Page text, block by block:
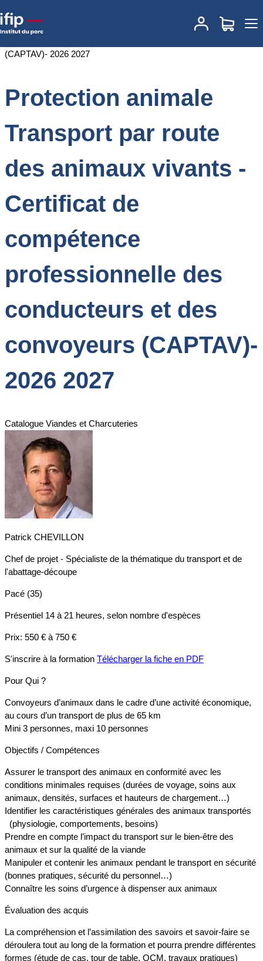
Accueil
Protection animale
Transport par route des animaux vivants -Certificat de
(CAPTAV)- 2026 2027
Protection animale
Transport par route
des animaux vivants -
Certificat de
compétence
professionnelle des
conducteurs et des
convoyeurs (CAPTAV)-
2026 2027
Catalogue Viandes et Charcuteries
Patrick CHEVILLON
Chef de projet - Spécialiste de la thématique du transport et de
l'abattage-découpe
Pacé (35)
Présentiel 14 à 21 heures, selon nombre d'espèces
Prix: 550 € à 750 €
S'inscrire à la formation Télécharger la fiche en PDF
Pour Qui ?
Convoyeurs d’animaux dans le cadre d’une activité économique,
au cours d’un transport de plus de 65 km
Mini 3 personnes, maxi 10 personnes
Objectifs / Compétences
Assurer le transport des animaux en conformité avec les
conditions minimales requises (durées de voyage, soins aux
animaux, densités, surfaces et hauteurs de chargement…)
Identifier les caractéristiques générales des animaux transportés
(physiologie, comportements, besoins)
Prendre en compte l’impact du transport sur le bien-être des
animaux et sur la qualité de la viande
Manipuler et contenir les animaux pendant le transport en sécurité
(bonnes pratiques, sécurité du personnel…)
Connaître les soins d’urgence à dispenser aux animaux
Évaluation des acquis
La compréhension et l’assimilation des savoirs et savoir-faire se
déroulera tout au long de la formation et pourra prendre différentes
formes (étude de cas, tour de table, QCM, travaux pratiques)